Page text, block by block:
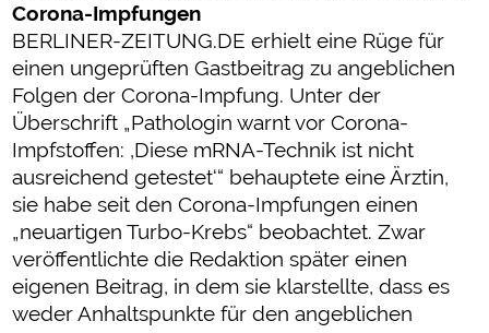
Corona-Impfungen
BERLINER-ZEITUNG.DE erhielt eine Rüge für
einen ungeprüften Gastbeitrag zu angeblichen
Folgen der Corona-Impfung. Unter der
Überschrift „Pathologin warnt vor Corona-
Impfstoffen: ‚Diese mRNA-Technik ist nicht
ausreichend getestet‘“ behauptete eine Ärztin,
sie habe seit den Corona-Impfungen einen
„neuartigen Turbo-Krebs“ beobachtet. Zwar
veröffentlichte die Redaktion später einen
eigenen Beitrag, in dem sie klarstellte, dass es
weder Anhaltspunkte für den angeblichen